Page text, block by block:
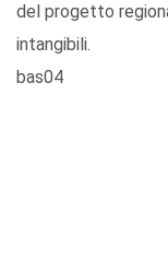
del progetto
intangibili.
bas04